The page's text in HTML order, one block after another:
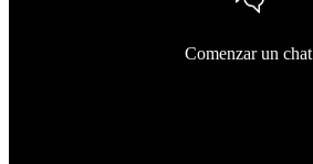
Comenzar un chat